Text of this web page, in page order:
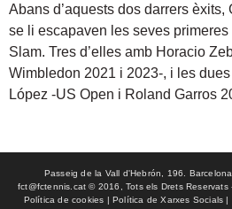
Abans d’aquests dos darrers
se li escapaven les seves
Slam. Tres d’elles amb Horacio
Wimbledon 2021 i 2023-, i les
López -US Open i Roland Garros
Passeig de la Vall d'Hebrón, 196.
fct@fctennis.cat © 2016, Tots els Drets
Política de cookies | Política de Xarxes Socials |